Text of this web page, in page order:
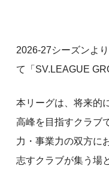
2026-27シーズンよ
て「SV.LEAGUE
本リーグは、将来的
高峰を目指すクラブ
力・事業力の双方に
志すクラブが集う場